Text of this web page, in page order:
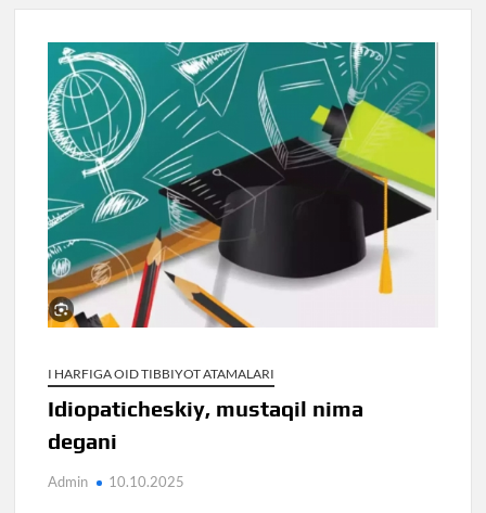
I HARFIGA OID TIBBIYOT ATAMALARI
Idiopaticheskiy, mustaqil nima
degani
Admin 10.10.2025